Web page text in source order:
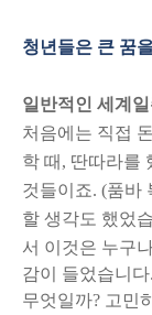
청년들은 큰 꿈
일반적인 세계
처음에는 직접
학 때, 딴따라를
것들이죠. (품바
할 생각도 했었
서 이것은 누구
감이 들었습니
무엇일까? 고민